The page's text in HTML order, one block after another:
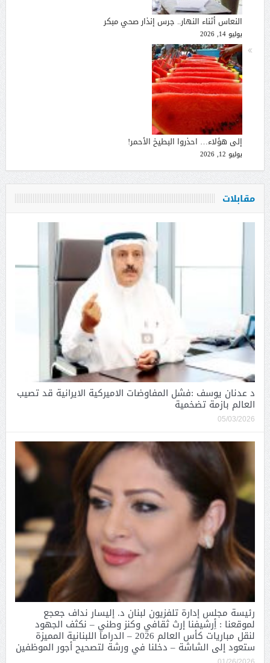
النعاس أثناء النهار.. جرس إنذار صحي مبكر
يوليو 14, 2026
إلى هؤلاء… احذروا البطيخ الأحمر!
يوليو 12, 2026
مقابلات
د عدنان يوسف :فشل المفاوضات الاميركية الايرانية قد تصيب
العالم بازمة تضخمية
05/03/2026
رئيسة مجلس إدارة تلفزيون لبنان د. إليسار نداف جعجع
لموقعنا : أِرشيفنا إرث ثقافي وكنز وطني – نكثف الجهود
لنقل مباريات كأس العالم 2026 – الدراما اللبنانية المميزة
ستعود إلى الشاشة – دخلنا في ورشة لتصحيح أجور الموظفين